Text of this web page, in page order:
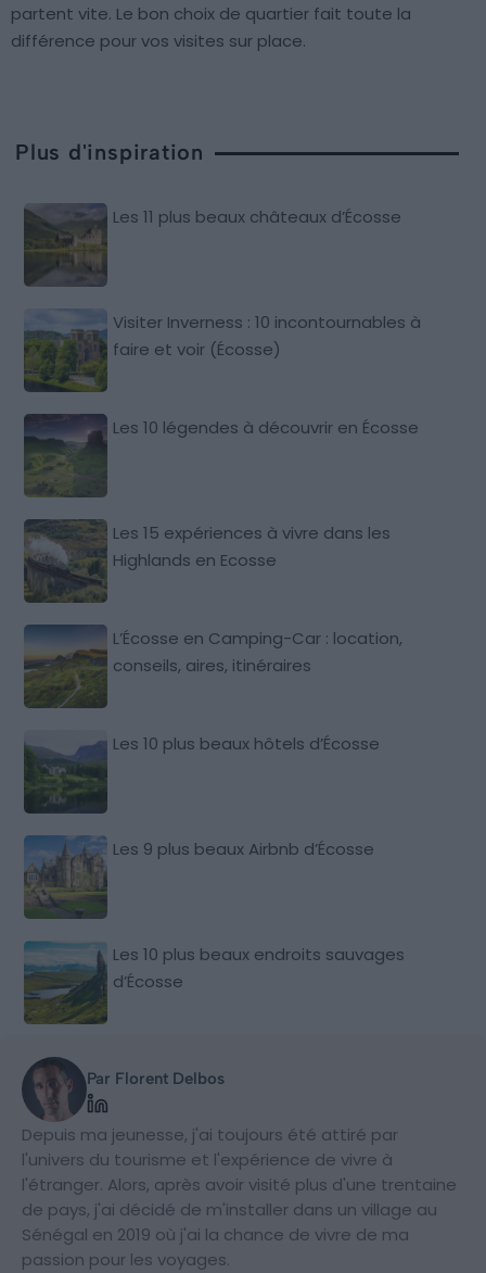
partent vite. Le bon choix de quartier fait toute la
différence pour vos visites sur place.
Plus d'inspiration
Les 11 plus beaux châteaux d’Écosse
Visiter Inverness : 10 incontournables à
faire et voir (Écosse)
Les 10 légendes à découvrir en Écosse
Les 15 expériences à vivre dans les
Highlands en Ecosse
L’Écosse en Camping-Car : location,
conseils, aires, itinéraires
Les 10 plus beaux hôtels d’Écosse
Les 9 plus beaux Airbnb d’Écosse
Les 10 plus beaux endroits sauvages
d’Écosse
Par Florent Delbos
Depuis ma jeunesse, j'ai toujours été attiré par
l'univers du tourisme et l'expérience de vivre à
l'étranger. Alors, après avoir visité plus d'une trentaine
de pays, j'ai décidé de m'installer dans un village au
Sénégal en 2019 où j'ai la chance de vivre de ma
passion pour les voyages.